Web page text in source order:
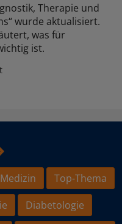
Therapie und
wurde aktualisiert.
was für
ist.
Top-Thema
Diabetologie